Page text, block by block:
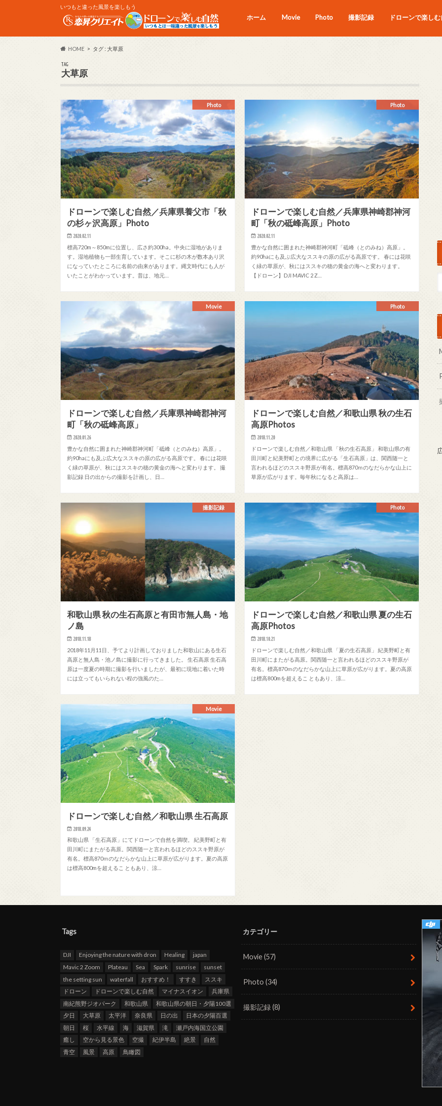
いつもと違った風景を楽しもう
ホーム Movie Photo 撮影記録 ドローンで楽し
HOME タグ : 大草原
TAG
大草原
Photo
ドローンで楽しむ自然／兵庫県養父市「秋
の杉ヶ沢高原」Photo
2020.02.11
標高720m～850mに位置し、広さ約300ha。中央に湿地がありま
す。湿地植物も一部生育しています。そこに杉の木が数本あり沢
になっていたところに名前の由来があります。縄文時代にも人が
いたことがわかっています。昔は、地元…
Photo
ドローンで楽しむ自然／兵庫県神崎郡神河
町「秋の砥峰高原」Photo
2020.02.11
豊かな自然に囲まれた神崎郡神河町「砥峰（とのみね）高原」。
約90haにも及ぶ広大なススキの原の広がる高原です。 春には花咲
く緑の草原が、秋にはススキの穂の黄金の海へと変わります。
【ドローン】DJI MAVIC 2 Z…
Movie
ドローンで楽しむ自然／兵庫県神崎郡神河
町「秋の砥峰高原」
2020.01.26
豊かな自然に囲まれた神崎郡神河町「砥峰（とのみね）高原」。
約90haにも及ぶ広大なススキの原の広がる高原です。 春には花咲
く緑の草原が、秋にはススキの穂の黄金の海へと変わります。 撮
影記録 日の出からの撮影を計画し、日…
Photo
ドローンで楽しむ自然／和歌山県 秋の生石
高原Photos
2018.11.20
ドローンで楽しむ自然／和歌山県 「秋の生石高原」 和歌山県の有
田川町と紀美野町との境界に広がる「生石高原」は、関西随一と
言われるほどのススキ野原が有名。標高870ｍのなだらかな山上に
草原が広がります。毎年秋になると高原は…
撮影記録
和歌山県 秋の生石高原と有田市無人島・地
ノ島
2018.11.18
2018年11月11日、予てより計画しておりました和歌山にある生石
高原と無人島・池ノ島に撮影に行ってきました。 生石高原 生石高
原は一度夏の時期に撮影を行いましたが、最初に現地に着いた時
には立ってもいられない程の強風のた…
Photo
ドローンで楽しむ自然／和歌山県 夏の生石
高原Photos
2018.10.21
ドローンで楽しむ自然／和歌山県 「夏の生石高原」 紀美野町と有
田川町にまたがる高原。関西随一と言われるほどのススキ野原が
有名。標高870ｍのなだらかな山上に草原が広がります。夏の高原
は標高800mを超えるこ ともあり、涼…
Movie
ドローンで楽しむ自然／和歌山県 生石高原
2018.09.24
和歌山県 「生石高原」にてドローンで自然を満喫。 紀美野町と有
田川町にまたがる高原。関西随一と言われるほどのススキ野原が
有名。標高870ｍのなだらかな山上に草原が広がります。夏の高原
は標高800mを超えるこ ともあり、涼…
Tags
DJI Enjoying the nature with dron Healing
japan
Mavic 2 Zoom
Plateau Sea Spark sunrise
sunset
the setting sun
waterfall おすすめ！ すすき
ススキ
ドローン
ドローンで楽しむ自然 マイナスイオン
兵庫県
南紀熊野ジオパーク
和歌山県
和歌山県の朝日・夕陽100選
夕日
大草原 太平洋 奈良県 日の出
日本の夕陽百選
朝日
桜 水平線 海 滋賀県 滝
瀬戸内海国立公園
癒し
空から見る景色 空撮 紀伊半島 絶景
自然
青空
風景 高原 鳥瞰図
カテゴリー
Movie(57)
Photo (34)
撮影記録(8)